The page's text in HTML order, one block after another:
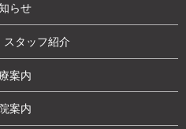
らせ
スタッフ紹介
案内
案内